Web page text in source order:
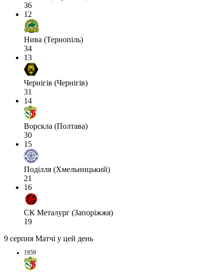
36
12
Нива (Тернопіль)
34
13
Чернігів (Чернігів)
31
14
Ворскла (Полтава)
30
15
Поділля (Хмельницький)
21
16
СК Металург (Запоріжжя)
19
9 серпня Матчі у цей день
1959